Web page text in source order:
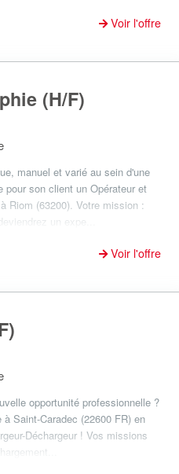
Voir l'offre
(H/F)
manuel et varié au sein d'une
pour son client un Opérateur et
Riom (63200). Votre mission :
un expe...
Voir l'offre
opportunité professionnelle ?
Saint-Caradec (22600 FR) en
Déchargeur ! Vos missions